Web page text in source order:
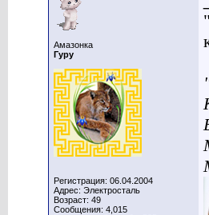
Амазонка
Гуру
Регистрация: 06.04.2004
Адрес: Электросталь
Возраст: 49
Сообщения: 4,015